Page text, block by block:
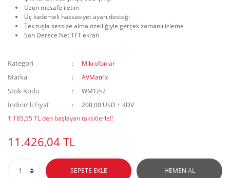
Uzun mesafe iletim
Üç kademeli hassasiyet ayarı desteği
Tek tuşla sessize alma özelliğiyle gerçek zamanlı izleme
Son Derece Net TFT ekran
Kategori Mikrofonlar
Marka AVMatrix
Stok Kodu WM12-2
İndirimli Fiyat
200,00 USD + KDV
1.185,55 TL den başlayan taksitlerle!!
11.426,04 TL
SEPETE EKLE HEMEN AL